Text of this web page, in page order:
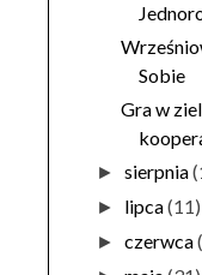
Sobie
Gra w
►sierpnia
► lipca(11)
►czerwca